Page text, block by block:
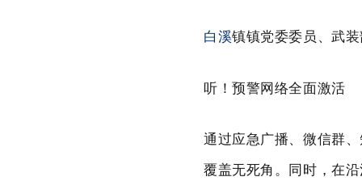
白溪镇镇党委委员、武
听！预警网络全面激活
通过应急广播、微信群
覆盖无死角。同时，在